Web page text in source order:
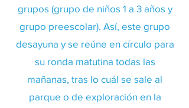
grupos (grupo de niños 1 a 3 años y
grupo preescolar). Así, este grupo
desayuna y se reúne en círculo para
su ronda matutina todas las
mañanas, tras lo cuál se sale al
parque o de exploración en la